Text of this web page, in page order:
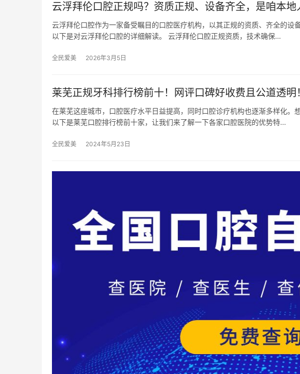
云浮拜伦口腔正规吗？资质正规、设备齐全，是咱本地
云浮拜伦口腔作为一家备受瞩目的口腔医疗机构，以其正规的资质、齐全的设
以下是对云浮拜伦口腔的详细解读。 云浮拜伦口腔正规资质，技术确保…
全民爱美 2026年3月5日
莱芜正规牙科排行榜前十！网评口碑好收费且公道透明！
在莱芜这座城市，口腔医疗水平日益提高，同时口腔诊疗机构也逐渐多样化。
以下是莱芜口腔排行榜前十家，让我们来了解一下各家口腔医院的优势特…
全民爱美 2024年5月23日